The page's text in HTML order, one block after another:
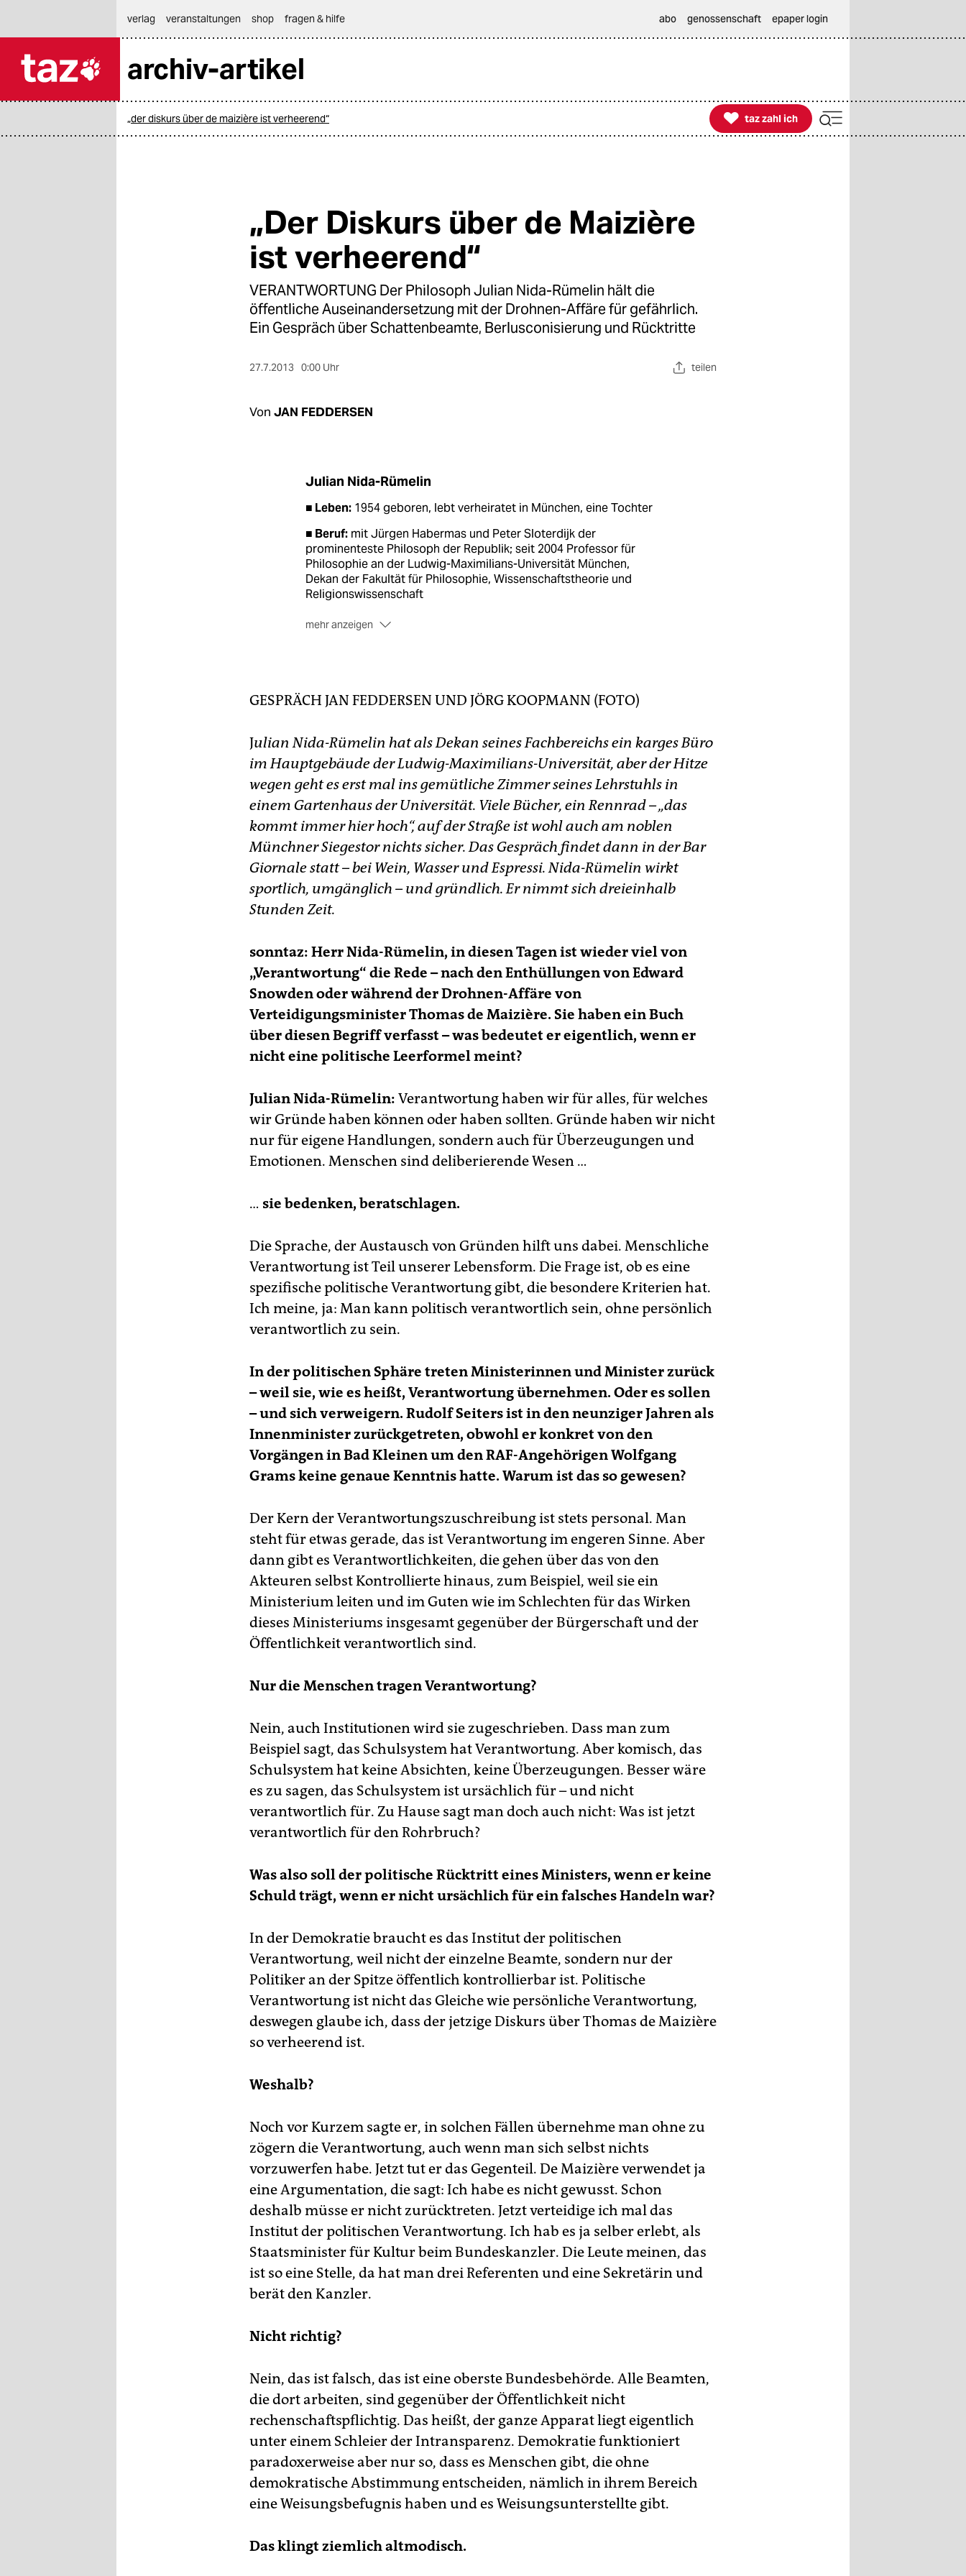
themen
verlag
veranstaltungen shop fragen & hilfe abo genossenschaft epaper login
archiv-artikel
„der diskurs über de maizière ist verheerend“ 
taz zahl ich
taz zahl ich
„Der Diskurs über de Maizière
ist verheerend“
VERANTWORTUNG Der Philosoph Julian Nida-Rümelin hält die
öffentliche Auseinandersetzung mit der Drohnen-Affäre für gefährlich.
Ein Gespräch über Schattenbeamte, Berlusconisierung und Rücktritte
27.7.2013 0:00 Uhr teilen
Von JAN FEDDERSEN
Julian Nida-Rümelin
■ Leben:1954 geboren, lebt verheiratet in München, eine Tochter
■ Beruf:mit Jürgen Habermas und Peter Sloterdijk der
prominenteste Philosoph der Republik; seit 2004 Professor für
Philosophie an der Ludwig-Maximilians-Universität München,
Dekan der Fakultät für Philosophie, Wissenschaftstheorie und
Religionswissenschaft
mehr anzeigen
■ Bücher:etliche – eines über „Verantwortung“ (Reclam 2011); und:
„Demokratie und Wahrheit“ (C. H. Beck 2006)
GESPRÄCH JAN FEDDERSEN UND JÖRG KOOPMANN (FOTO)
Julian Nida-Rümelin hat als Dekan seines Fachbereichs ein karges Büro
im Hauptgebäude der Ludwig-Maximilians-Universität, aber der Hitze
wegen geht es erst mal ins gemütliche Zimmer seines Lehrstuhls in
einem Gartenhaus der Universität. Viele Bücher, ein Rennrad – „das
kommt immer hier hoch“, auf der Straße ist wohl auch am noblen
Münchner Siegestor nichts sicher. Das Gespräch findet dann in der Bar
Giornale statt – bei Wein, Wasser und Espressi. Nida-Rümelin wirkt
sportlich, umgänglich – und gründlich. Er nimmt sich dreieinhalb
Stunden Zeit.
sonntaz: Herr Nida-Rümelin, in diesen Tagen ist wieder viel von
„Verantwortung“ die Rede – nach den Enthüllungen von Edward
Snowden oder während der Drohnen-Affäre von
Verteidigungsminister Thomas de Maizière. Sie haben ein Buch
über diesen Begriff verfasst – was bedeutet er eigentlich, wenn er
nicht eine politische Leerformel meint?
Julian Nida-Rümelin: Verantwortung haben wir für alles, für welches
wir Gründe haben können oder haben sollten. Gründe haben wir nicht
nur für eigene Handlungen, sondern auch für Überzeugungen und
Emotionen. Menschen sind deliberierende Wesen …
… sie bedenken, beratschlagen.
Die Sprache, der Austausch von Gründen hilft uns dabei. Menschliche
Verantwortung ist Teil unserer Lebensform. Die Frage ist, ob es eine
spezifische politische Verantwortung gibt, die besondere Kriterien hat.
Ich meine, ja: Man kann politisch verantwortlich sein, ohne persönlich
verantwortlich zu sein.
In der politischen Sphäre treten Ministerinnen und Minister zurück
– weil sie, wie es heißt, Verantwortung übernehmen. Oder es sollen
– und sich verweigern. Rudolf Seiters ist in den neunziger Jahren als
Innenminister zurückgetreten, obwohl er konkret von den
Vorgängen in Bad Kleinen um den RAF-Angehörigen Wolfgang
Grams keine genaue Kenntnis hatte. Warum ist das so gewesen?
Der Kern der Verantwortungszuschreibung ist stets personal. Man
steht für etwas gerade, das ist Verantwortung im engeren Sinne. Aber
dann gibt es Verantwortlichkeiten, die gehen über das von den
Akteuren selbst Kontrollierte hinaus, zum Beispiel, weil sie ein
Ministerium leiten und im Guten wie im Schlechten für das Wirken
dieses Ministeriums insgesamt gegenüber der Bürgerschaft und der
Öffentlichkeit verantwortlich sind.
Nur die Menschen tragen Verantwortung?
Nein, auch Institutionen wird sie zugeschrieben. Dass man zum
Beispiel sagt, das Schulsystem hat Verantwortung. Aber komisch, das
Schulsystem hat keine Absichten, keine Überzeugungen. Besser wäre
es zu sagen, das Schulsystem ist ursächlich für – und nicht
verantwortlich für. Zu Hause sagt man doch auch nicht: Was ist jetzt
verantwortlich für den Rohrbruch?
Was also soll der politische Rücktritt eines Ministers, wenn er keine
Schuld trägt, wenn er nicht ursächlich für ein falsches Handeln war?
In der Demokratie braucht es das Institut der politischen
Verantwortung, weil nicht der einzelne Beamte, sondern nur der
Politiker an der Spitze öffentlich kontrollierbar ist. Politische
Verantwortung ist nicht das Gleiche wie persönliche Verantwortung,
deswegen glaube ich, dass der jetzige Diskurs über Thomas de Maizière
so verheerend ist.
Weshalb?
Noch vor Kurzem sagte er, in solchen Fällen übernehme man ohne zu
zögern die Verantwortung, auch wenn man sich selbst nichts
vorzuwerfen habe. Jetzt tut er das Gegenteil. De Maizière verwendet ja
eine Argumentation, die sagt: Ich habe es nicht gewusst. Schon
deshalb müsse er nicht zurücktreten. Jetzt verteidige ich mal das
Institut der politischen Verantwortung. Ich hab es ja selber erlebt, als
Staatsminister für Kultur beim Bundeskanzler. Die Leute meinen, das
ist so eine Stelle, da hat man drei Referenten und eine Sekretärin und
berät den Kanzler.
Nicht richtig?
Nein, das ist falsch, das ist eine oberste Bundesbehörde. Alle Beamten,
die dort arbeiten, sind gegenüber der Öffentlichkeit nicht
rechenschaftspflichtig. Das heißt, der ganze Apparat liegt eigentlich
unter einem Schleier der Intransparenz. Demokratie funktioniert
paradoxerweise aber nur so, dass es Menschen gibt, die ohne
demokratische Abstimmung entscheiden, nämlich in ihrem Bereich
eine Weisungsbefugnis haben und es Weisungsunterstellte gibt.
Das klingt ziemlich altmodisch.